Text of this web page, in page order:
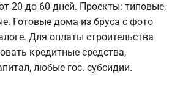
20 до 60 дней. Проекты: типовые,
Готовые дома из бруса с фото
Для оплаты строительства
кредитные средства,
любые гос. субсидии.